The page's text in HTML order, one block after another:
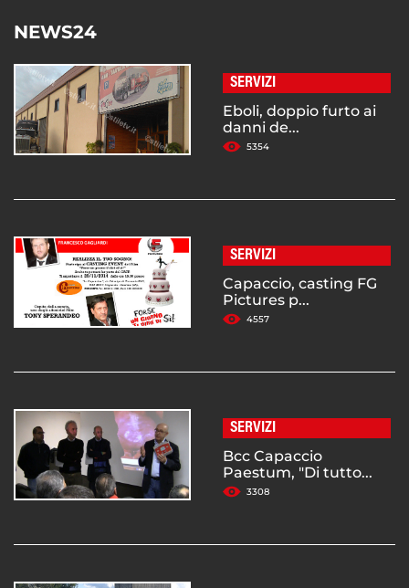
NEWS24
SERVIZI
Eboli, doppio furto ai
danni de...
5354
SERVIZI
Capaccio, casting FG
Pictures p...
4557
SERVIZI
Bcc Capaccio
Paestum, "Di tutto...
3308